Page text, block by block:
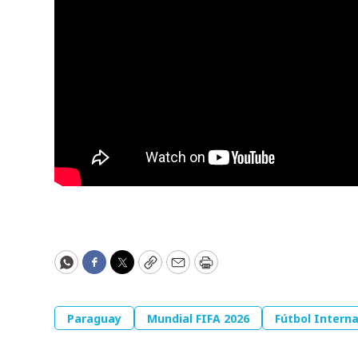
WhatsApp
Facebook
Twitter
CopyEmailPrint
Paraguay Mundial FIFA 2026 Fútbol